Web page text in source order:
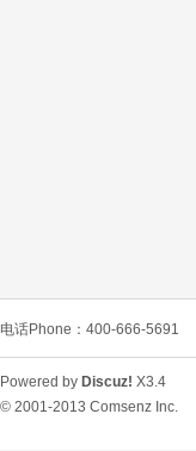
电话Phone：400-666-5691
Powered by Discuz! X3.4
© 2001-2013 Comsenz Inc.